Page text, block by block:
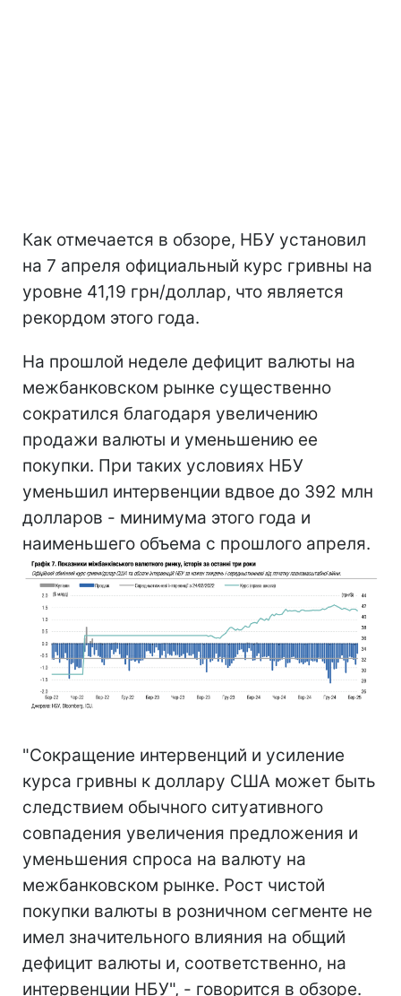
Как отмечается в обзоре, НБУ установил
на 7 апреля официальный курс гривны на
уровне 41,19 грн/доллар, что является
рекордом этого года.
На прошлой неделе дефицит валюты на
межбанковском рынке существенно
сократился благодаря увеличению
продажи валюты и уменьшению ее
покупки. При таких условиях НБУ
уменьшил интервенции вдвое до 392 млн
долларов - минимума этого года и
наименьшего объема с прошлого апреля.
"Сокращение интервенций и усиление
курса гривны к доллару США может быть
следствием обычного ситуативного
совпадения увеличения предложения и
уменьшения спроса на валюту на
межбанковском рынке. Рост чистой
покупки валюты в розничном сегменте не
имел значительного влияния на общий
дефицит валюты и, соответственно, на
интервенции НБУ", - говорится в обзоре.